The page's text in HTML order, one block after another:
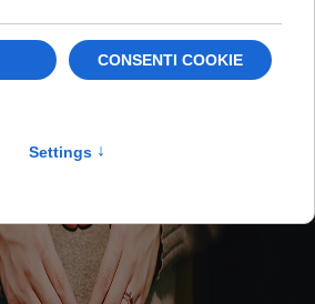
INTERNAZIONALE PER IL PIÙ
SUBDOLO